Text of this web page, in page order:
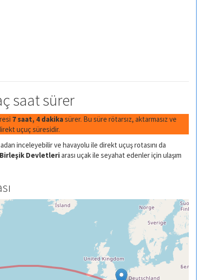
saat sürer
7 saat, 4 dakikasürer. Bu süre rötarsız, aktarmasız ve
uçuç süresidir.
inceleyebilir ve havayolu ile direkt uçuş rotasını da
Devletleriarası uçak ile seyahat edenler için ulaşım